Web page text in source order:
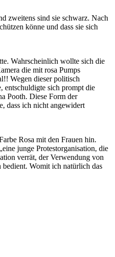
zweitens sind sie schwarz. Nach
könne und dass sie sich
Wahrscheinlich wollte sich die
die mit rosa Pumps
Wegen dieser politisch
entschuldigte sich prompt die
Pooth. Diese Form der
dass ich nicht angewidert
Rosa mit den Frauen hin.
junge Protestorganisation, die
verrät, der Verwendung von
bedient. Womit ich natürlich das